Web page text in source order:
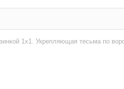
1x1. Укрепляющая тесьма по